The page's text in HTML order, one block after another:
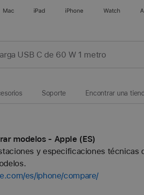
Mac iPad iPhone Watch
Soporte Encontrar una
modelos - Apple (ES)
y especificaciones técnicas
es/iphone/compare/